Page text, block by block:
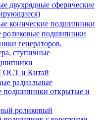
двухрядные сферические
конические подшипники
роликовые подшипники
генераторов,
ступичные
и Китай
радиальные
подшипники открытые и
роликовый